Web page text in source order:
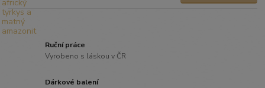
Ruční práce
Vyrobeno s láskou v ČR
Dárkové balení